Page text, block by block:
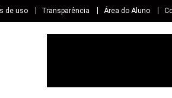
de uso Transparência Área do Aluno